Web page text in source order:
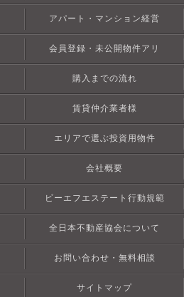
アパート・マンション経営
会員登録・未公開物件アリ
購入までの流れ
賃貸仲介業者様
エリアで選ぶ投資用物件
会社概要
ビーエフエステート行動規範
全日本不動産協会について
お問い合わせ・無料相談
サイトマップ